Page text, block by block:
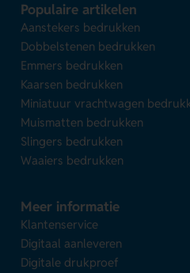
Populaire artikelen
Aanstekers bedrukken
Dobbelstenen bedrukken
Emmers bedrukken
Kaarsen bedrukken
Miniatuur vrachtwagen
Muismatten bedrukken
Slingers bedrukken
Waaiers bedrukken
Meer informatie
Klantenservice
Digitaal aanleveren
Digitale drukproef